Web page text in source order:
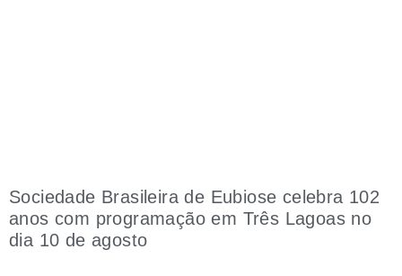
Sociedade Brasileira de Eubiose celebra 102
anos com programação em Três Lagoas no
dia 10 de agosto